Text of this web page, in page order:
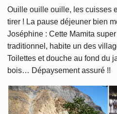
Ouille ouille ouille, les cuisses
tirer ! La pause déjeuner bien
Joséphine : Cette Mamita
traditionnel, habite un des
Toilettes et douche au fond du
bois… Dépaysement assuré !!